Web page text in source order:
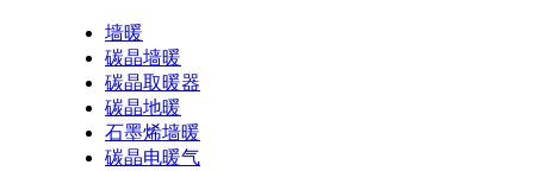
墙暖
碳晶墙暖
碳晶取暖器
碳晶地暖
石墨烯墙暖
碳晶电暖气